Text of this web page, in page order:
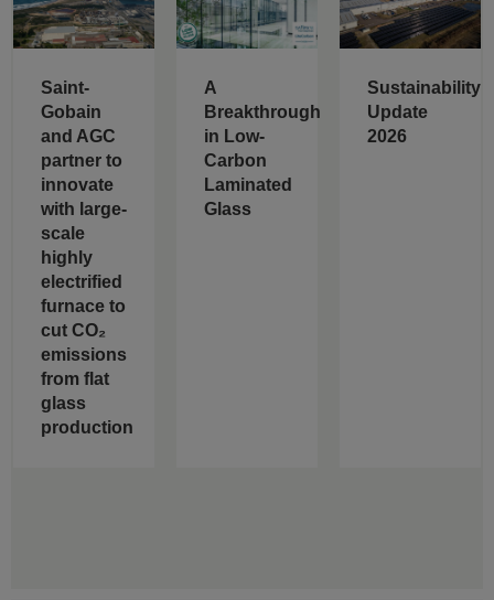
Saint-
Gobain
and AGC
partner to
innovate
with large-
scale
highly
electrified
furnace to
cut CO₂
emissions
from flat
glass
production
A
Breakthrough
in Low-
Carbon
Laminated
Glass
Sustainability
Update
2026